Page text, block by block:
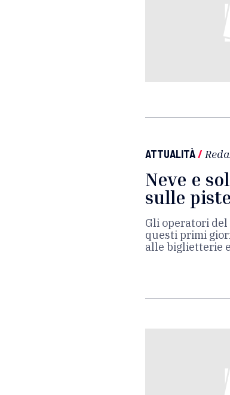
ATTUALITÀ/
Neve e
sulle
Gli operatori
questi primi
alle biglietterie